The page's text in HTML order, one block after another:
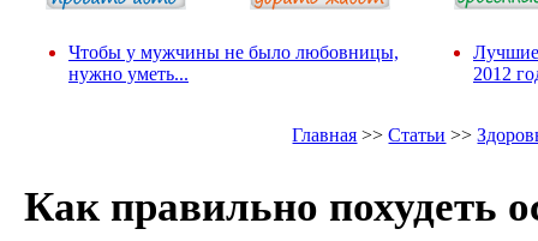
Чтобы у мужчины не было любовницы,
нужно уметь...
Лучшие
2012
Главная >>Статьи >>
Как правильно похудеть